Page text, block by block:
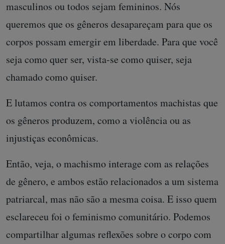
masculinos ou todos sejam femininos. Nós
queremos que os gêneros desapareçam para que os
corpos possam emergir em liberdade. Para que você
seja como quer ser, vista-se como quiser, seja
chamado como quiser.
E lutamos contra os comportamentos machistas que
os gêneros produzem, como a violência ou as
injustiças econômicas.
Então, veja, o machismo interage com as relações
de gênero, e ambos estão relacionados a um sistema
patriarcal, mas não são a mesma coisa. E isso quem
esclareceu foi o feminismo comunitário. Podemos
compartilhar algumas reflexões sobre o corpo com